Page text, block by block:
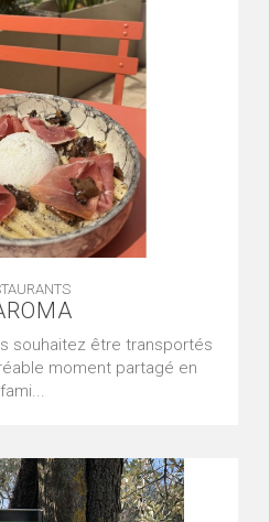
souhaitez être transportés
moment partagé en
fami...